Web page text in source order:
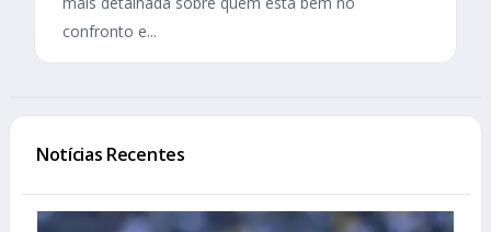
confronto e...
Notícias Recentes